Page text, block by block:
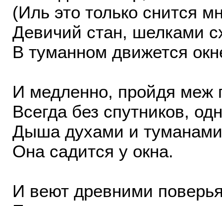
(Иль это только снится
Девичий стан, шелками
В туманном движется
И медленно, пройдя меж
Всегда без спутников,
Дыша духами и
Она садится у окна.
И веют древними